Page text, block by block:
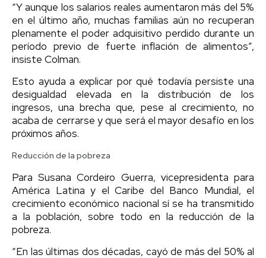
“Y aunque los salarios reales aumentaron más del 5%
en el último año, muchas familias aún no recuperan
plenamente el poder adquisitivo perdido durante un
período previo de fuerte inflación de alimentos”,
insiste Colman.
Esto ayuda a explicar por qué todavía persiste una
desigualdad elevada en la distribución de los
ingresos, una brecha que, pese al crecimiento, no
acaba de cerrarse y que será el mayor desafío en los
próximos años.
Reducción de la pobreza
Para Susana Cordeiro Guerra, vicepresidenta para
América Latina y el Caribe del Banco Mundial, el
crecimiento económico nacional sí se ha transmitido
a la población, sobre todo en la reducción de la
pobreza.
“En las últimas dos décadas, cayó de más del 50% al